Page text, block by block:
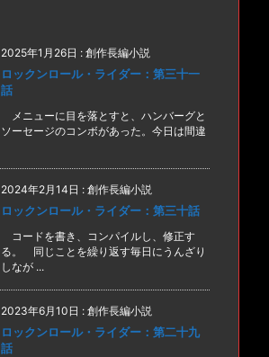
2025年1月26日 : 創作長編小説
ロックンロール・ライダー：第三十一
話
メニューに目を落とすと、ハンバーグと
ソーセージのコンボがあった。今日は間違
2024年2月14日 : 創作長編小説
ロックンロール・ライダー：第三十話
コードを書き、コンパイルし、修正す
る。 同じことを繰り返す毎日にうんざり
しなが ...
2023年6月10日 : 創作長編小説
ロックンロール・ライダー：第二十九
話